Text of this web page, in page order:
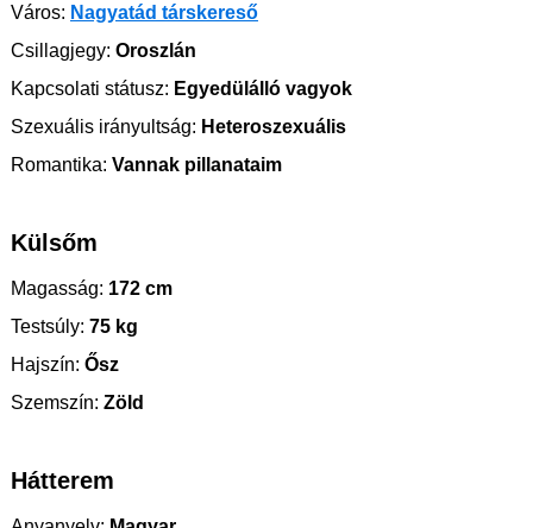
Város: Nagyatád társkereső
Csillagjegy: Oroszlán
Kapcsolati státusz: Egyedülálló vagyok
Szexuális irányultság: Heteroszexuális
Romantika: Vannak pillanataim
Külsőm
Magasság: 172 cm
Testsúly: 75 kg
Hajszín: Ősz
Szemszín: Zöld
Hátterem